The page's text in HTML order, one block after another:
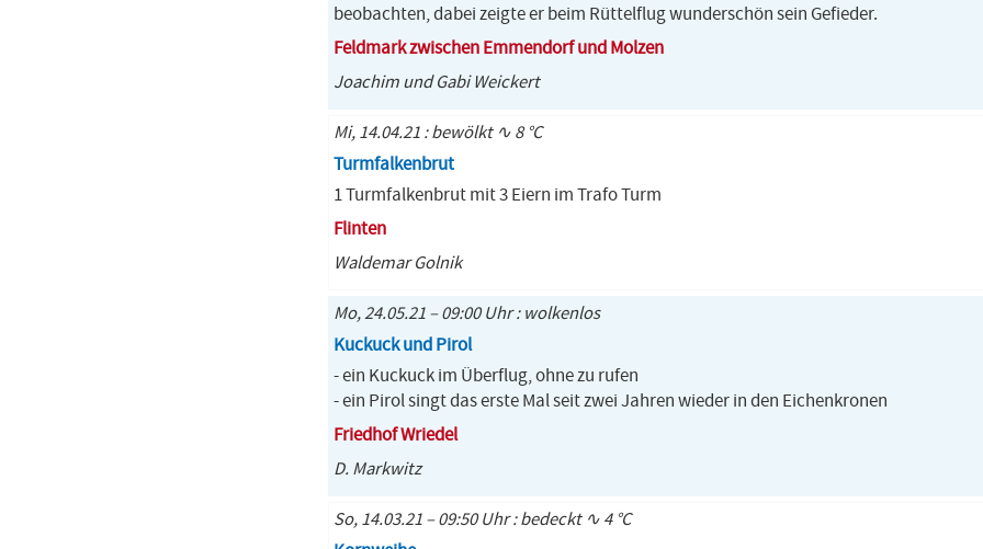
beobachten, dabei zeigte er beim Rüttelflug wunderschön sein Gefieder.
Feldmark zwischen Emmendorf und Molzen
Joachim und Gabi Weickert
Mi, 14.04.21 : bewölkt ∿ 8 °C
Turmfalkenbrut
1 Turmfalkenbrut mit 3 Eiern im Trafo Turm
Flinten
Waldemar Golnik
Mo, 24.05.21 – 09:00 Uhr : wolkenlos
Kuckuck und Pirol
- ein Kuckuck im Überflug, ohne zu rufen
- ein Pirol singt das erste Mal seit zwei Jahren wieder in den Eichenkronen
Friedhof Wriedel
D. Markwitz
So, 14.03.21 – 09:50 Uhr : bedeckt ∿ 4 °C